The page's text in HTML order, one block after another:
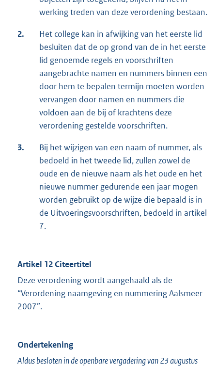
werking treden van deze verordening bestaan.
2.
Het college kan in afwijking van het eerste lid
besluiten dat de op grond van de in het eerste
lid genoemde regels en voorschriften
aangebrachte namen en nummers binnen een
door hem te bepalen termijn moeten worden
vervangen door namen en nummers die
voldoen aan de bij of krachtens deze
verordening gestelde voorschriften.
3.
Bij het wijzigen van een naam of nummer, als
bedoeld in het tweede lid, zullen zowel de
oude en de nieuwe naam als het oude en het
nieuwe nummer gedurende een jaar mogen
worden gebruikt op de wijze die bepaald is in
de Uitvoeringsvoorschriften, bedoeld in artikel
7.
Artikel 12 Citeertitel
Deze verordening wordt aangehaald als de
“Verordening naamgeving en nummering Aalsmeer
2007”.
Ondertekening
Aldus besloten in de openbare vergadering van 23 augustus